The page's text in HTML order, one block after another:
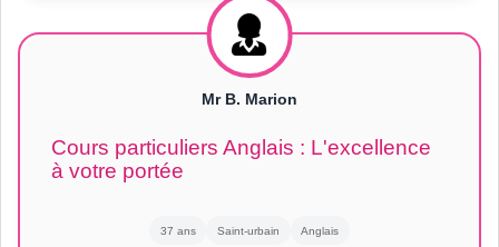
Mr B. Marion
Cours particuliers Anglais : L'excellence
à votre portée
37 ans Saint-urbain Anglais